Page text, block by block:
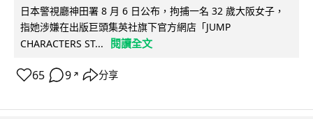
日本警視廳神田署 8 月 6 日公布，拘捕一名 32 歲大阪女子，
指她涉嫌在出版巨頭集英社旗下官方網店「JUMP
CHARACTERS ST...
閱讀全文
65 9 ↗ 分享